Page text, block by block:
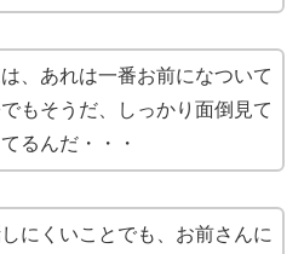
、あれは一番お前になついて
もそうだ、しっかり面倒見て
るんだ・・・
にくいことでも、お前さんに